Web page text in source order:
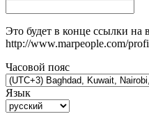
Это будет в конце ссылки
http://www.marpeople.com/
Часовой пояс
Язык